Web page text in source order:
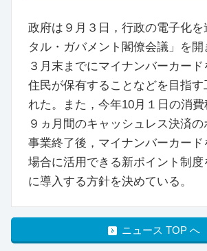
政府は９月３日，行政の電子化を
タル・ガバメント閣僚会議」を
３月末までにマイナンバーカー
住民が保有することなどを目指す
れた。また，今年10月１日の消
９ヵ月間のキャッシュレス決済
事業終了後，マイナンバーカード
場合に活用できる新ポイント制
に導入する方針を決めている。
ニュース TOP へ